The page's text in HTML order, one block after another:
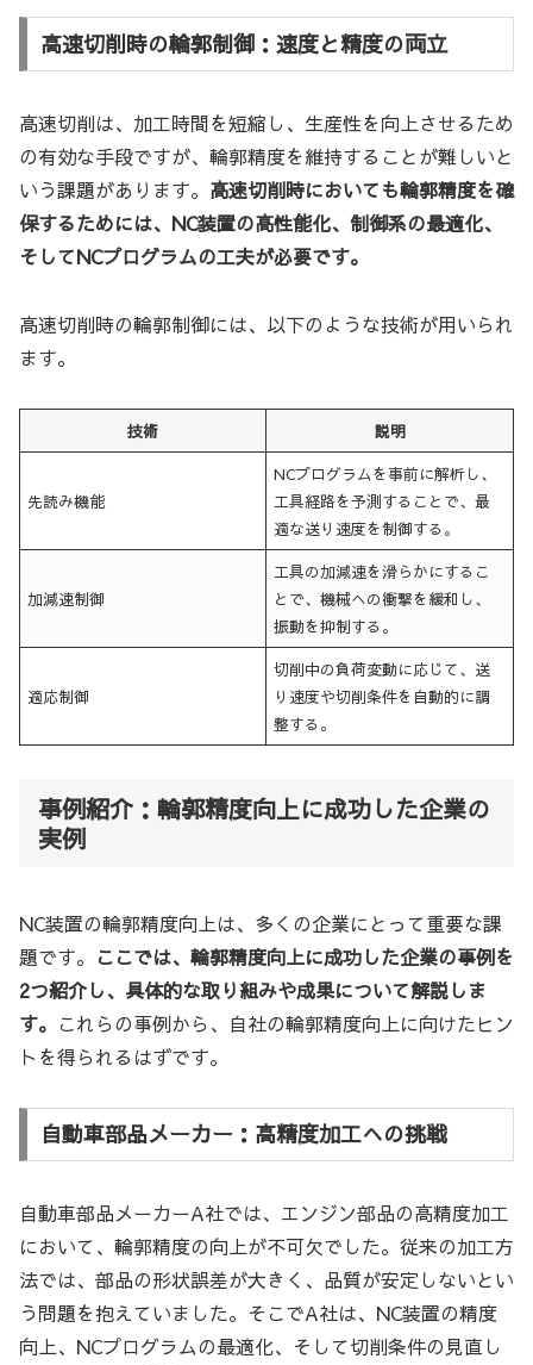
高速切削時の輪郭制御：速度と精度の両立
高速切削は、加工時間を短縮し、生産性を向上させるため
の有効な手段ですが、輪郭精度を維持することが難しいと
いう課題があります。 高速切削時においても輪郭精度を確
保するためには、NC装置の高性能化、制御系の最適化、
そしてNCプログラムの工夫が必要です。
高速切削時の輪郭制御には、以下のような技術が用いられ
ます。
技術 説明
先読み機能
NCプログラムを事前に解析し、
工具経路を予測することで、最
適な送り速度を制御する。
加減速制御
工具の加減速を滑らかにするこ
とで、機械への衝撃を緩和し、
振動を抑制する。
適応制御
切削中の負荷変動に応じて、送
り速度や切削条件を自動的に調
整する。
事例紹介：輪郭精度向上に成功した企業の
実例
NC装置の輪郭精度向上は、多くの企業にとって重要な課
題です。 ここでは、輪郭精度向上に成功した企業の事例を
2つ紹介し、具体的な取り組みや成果について解説しま
す。 これらの事例から、自社の輪郭精度向上に向けたヒン
トを得られるはずです。
自動車部品メーカー：高精度加工への挑戦
自動車部品メーカーA社では、エンジン部品の高精度加工
において、輪郭精度の向上が不可欠でした。従来の加工方
法では、部品の形状誤差が大きく、品質が安定しないとい
う問題を抱えていました。そこでA社は、NC装置の精度
向上、NCプログラムの最適化、そして切削条件の見直し